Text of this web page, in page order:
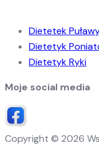
Dietetek
Dietetyk
Dietetyk Ryki
Moje social media
Copyright © 2026